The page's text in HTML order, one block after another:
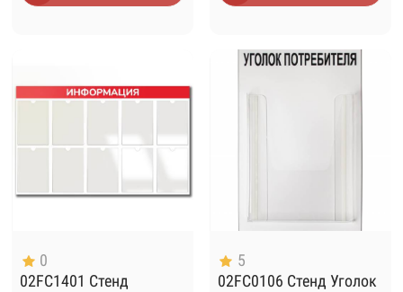
0
02FC1401 Стенд
5
02FC0106 Стенд Уголок